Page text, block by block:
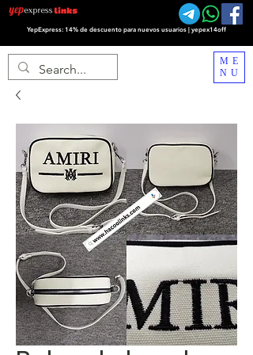
YepExpress: 14% de descuento para nuevos usuarios | yepex14off
ME
NU